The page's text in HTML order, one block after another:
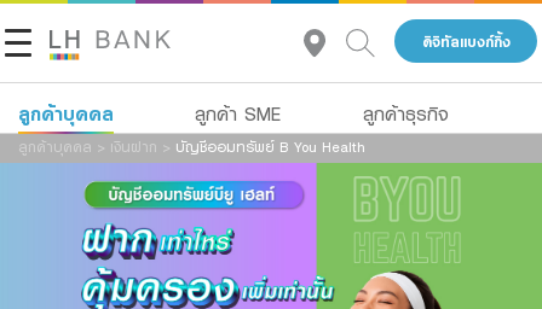
ดิจิทัลแบงก์กิ้ง
ลูกค้าบุคคล ลูกค้า SME ลูกค้าธุรกิจ
เกี่ยวกับเรา
นักลงทุนสัมพันธ์
ติดต่อเรา
เงินฝาก
สินเชื่อ
ประกัน
ลูกค้าบุคคล > เงินฝาก > บัญชีออมทรัพย์ B You Health